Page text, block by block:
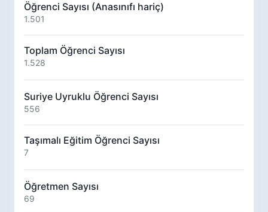
Öğrenci Sayısı (Anasınıfı hariç)
1.501
Toplam Öğrenci Sayısı
1.528
Suriye Uyruklu Öğrenci Sayısı
556
Taşımalı Eğitim Öğrenci Sayısı
7
Öğretmen Sayısı
69